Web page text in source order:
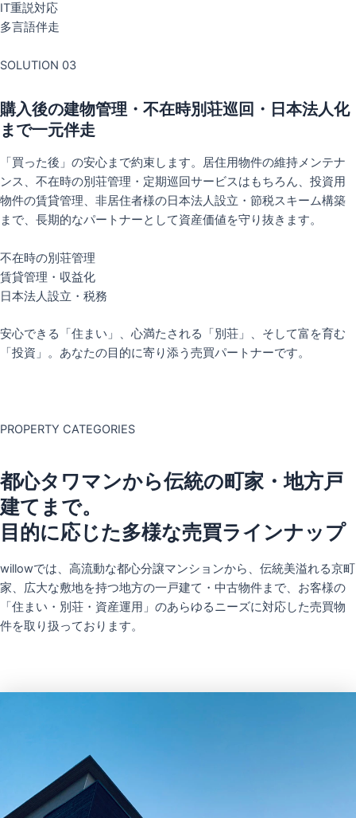
IT重説対応
多言語伴走
SOLUTION 03
購入後の建物管理・不在時別荘巡回・日本法人化
まで一元伴走
「買った後」の安心まで約束します。居住用物件の維持メンテナ
ンス、不在時の別荘管理・定期巡回サービスはもちろん、投資用
物件の賃貸管理、非居住者様の日本法人設立・節税スキーム構築
まで、長期的なパートナーとして資産価値を守り抜きます。
不在時の別荘管理
賃貸管理・収益化
日本法人設立・税務
安心できる「住まい」、心満たされる「別荘」、そして富を育む
「投資」。あなたの目的に寄り添う売買パートナーです。
PROPERTY CATEGORIES
都心タワマンから伝統の町家・地方戸
建てまで。
目的に応じた多様な売買ラインナップ
willowでは、高流動な都心分譲マンションから、伝統美溢れる京町
家、広大な敷地を持つ地方の一戸建て・中古物件まで、お客様の
「住まい・別荘・資産運用」のあらゆるニーズに対応した売買物
件を取り扱っております。